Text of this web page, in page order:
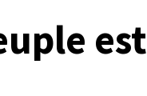
est